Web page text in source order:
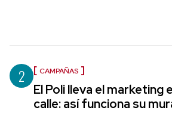
2 CAMPAÑAS
El Poli lleva el marketing
calle: así funciona su